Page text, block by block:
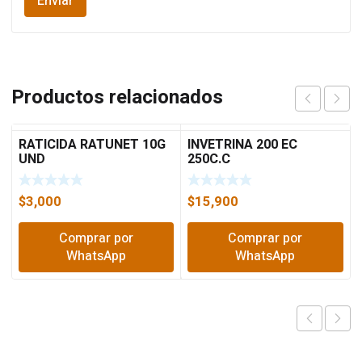
Productos relacionados
RATICIDA RATUNET 10G
UND
$3,000
Comprar por
WhatsApp
INVETRINA 200 EC
250C.C
$15,900
Comprar por
WhatsApp